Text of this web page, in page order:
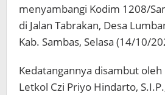
menyambangi Kodim 1208/
di Jalan Tabrakan, Desa
Kab. Sambas, Selasa (14/10/
Kedatangannya disambut
Letkol Czi Priyo Hindarto,